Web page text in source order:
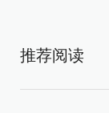
推荐阅读